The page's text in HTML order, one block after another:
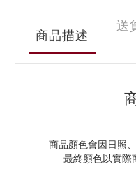
商品描述
送
商品顏色會因日照
最終顏色以實際